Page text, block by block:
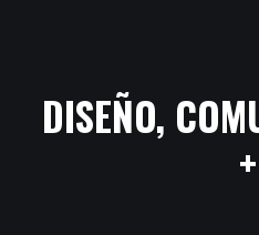
PROYECTOS
DISEÑO,
+